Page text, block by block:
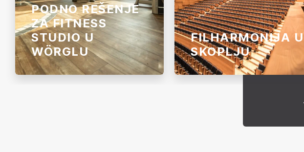
PODNO REŠENJE
ZA FITNESS
STUDIO U
WÖRGLU
FILHARMONIJA U
SKOPLJU
očarava ljubitelje muzike.